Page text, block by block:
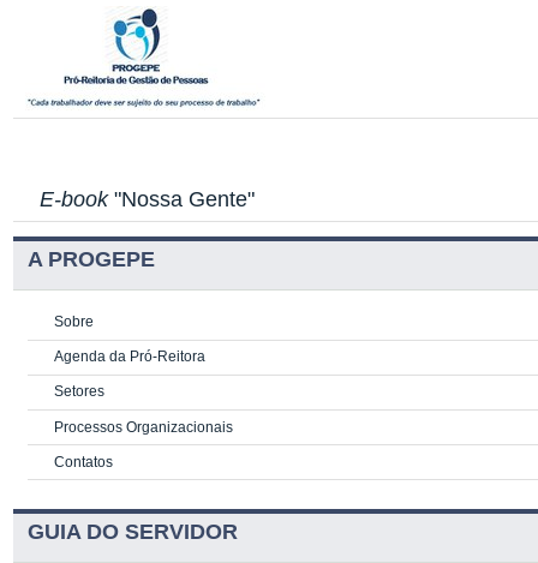
E-book"Nossa Gente"
A PROGEPE
Sobre
Agenda da Pró-Reitora
Setores
Processos Organizacionais
Contatos
GUIA DO SERVIDOR